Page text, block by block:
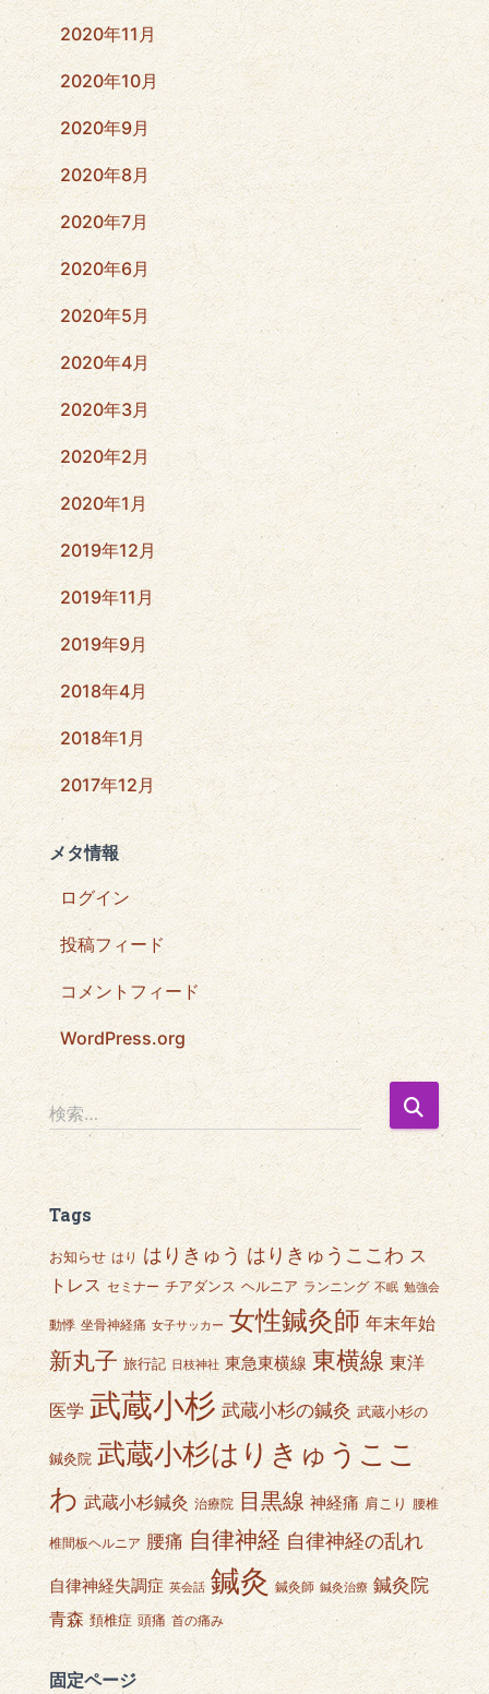
2020年11月
2020年10月
2020年9月
2020年8月
2020年7月
2020年6月
2020年5月
2020年4月
2020年3月
2020年2月
2020年1月
2019年12月
2019年11月
2019年9月
2018年4月
2018年1月
2017年12月
メタ情報
ログイン
投稿フィード
コメントフィード
WordPress.org
検
索
検索…
Tags
お知らせ はり はりきゅう はりきゅうここわ ス
トレス セミナー チアダンス ヘルニア ランニング 不眠 勉強会
動悸 坐骨神経痛 女子サッカー 女性鍼灸師 年末年始
新丸子 旅行記 日枝神社 東急東横線 東横線 東洋
医学 武蔵小杉 武蔵小杉の鍼灸 武蔵小杉の
鍼灸院 武蔵小杉はりきゅうここ
わ 武蔵小杉鍼灸 治療院 目黒線 神経痛 肩こり 腰椎
椎間板ヘルニア 腰痛 自律神経 自律神経の乱れ
自律神経失調症 英会話 鍼灸 鍼灸師 鍼灸治療 鍼灸院
青森 頚椎症 頭痛 首の痛み
固定ページ